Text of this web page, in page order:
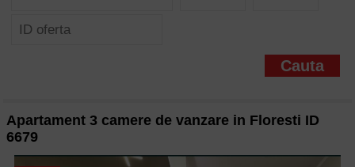
Apartament 3 camere de vanzare in Floresti ID
6679